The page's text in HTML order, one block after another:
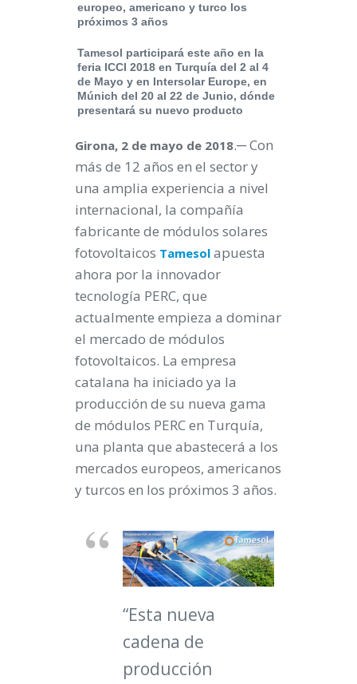
europeo, americano y turco los
próximos 3 años
Tamesol participará este año en la
feria ICCI 2018 en Turquía del 2 al 4
de Mayo y en Intersolar Europe, en
Múnich del 20 al 22 de Junio, dónde
presentará su nuevo producto
Girona, 2 de mayo de 2018.─ Con
más de 12 años en el sector y
una amplia experiencia a nivel
internacional, la compañía
fabricante de módulos solares
fotovoltaicos Tamesol apuesta
ahora por la innovador
tecnología PERC, que
actualmente empieza a dominar
el mercado de módulos
fotovoltaicos. La empresa
catalana ha iniciado ya la
producción de su nueva gama
de módulos PERC en Turquía,
una planta que abastecerá a los
mercados europeos, americanos
y turcos en los próximos 3 años.
“Esta nueva
cadena de
producción